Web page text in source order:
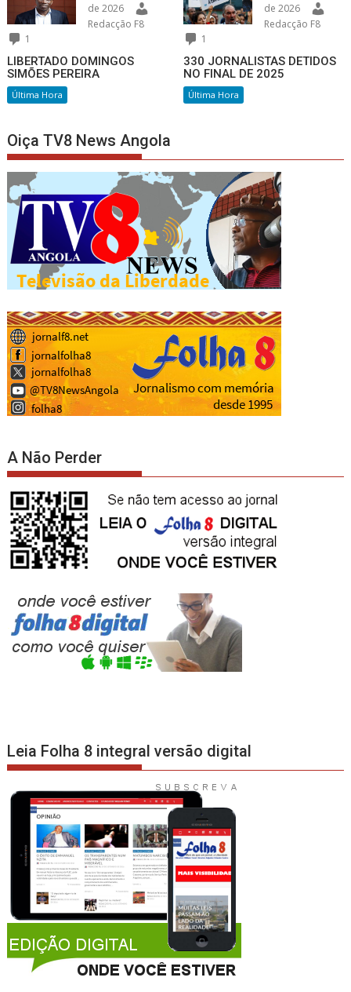
de 2026
Redacção F8
1
LIBERTADO DOMINGOS
SIMÕES PEREIRA
Última Hora
de 2026
Redacção F8
1
330 JORNALISTAS DETIDOS
NO FINAL DE 2025
Última Hora
Oiça TV8 News Angola
A Não Perder
Leia Folha 8 integral versão digital